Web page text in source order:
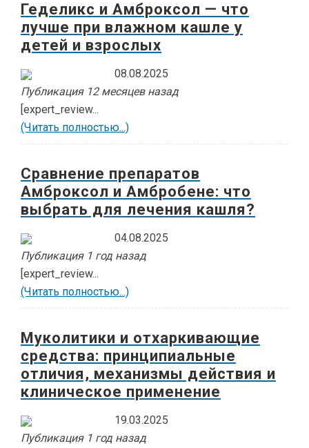
Геделикс и Амброксол — что
лучше при влажном кашле у
детей и взрослых
08.08.2025
Публикация 12 месяцев назад
[expert_review...
(Читать полностью...)
Сравнение препаратов
Амброксол и Амбробене: что
выбрать для лечения кашля?
04.08.2025
Публикация 1 год назад
[expert_review...
(Читать полностью...)
Муколитики и отхаркивающие
средства: принципиальные
отличия, механизмы действия и
клиническое применение
19.03.2025
Публикация 1 год назад